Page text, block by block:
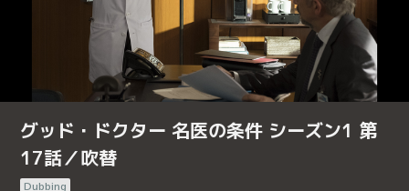
グッド・ドクター 名医の条件 シーズン1 第
17話／吹替
Dubbing